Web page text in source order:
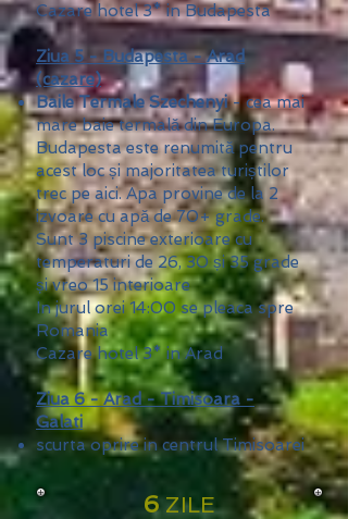
Cazare hotel 3* in Budapesta
Ziua 5 - Budapesta - Arad
(cazare)
Baile Termale Szechenyi- cea mai
mare baie termală din Europa.
Budapesta este renumită pentru
acest loc și majoritatea turiștilor
trec pe aici. Apa provine de la 2
izvoare cu apă de 70+ grade.
Sunt 3 piscine exterioare cu
temperaturi de 26, 30 și 35 grade
și vreo 15 interioare
In jurul orei 14:00 se pleaca spre
Romania
Cazare hotel 3* in Arad
Ziua 6 - Arad - Timisoara -
Galati
scurta oprire in centrul Timisoarei
6 ZILE